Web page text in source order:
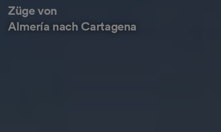
Züge von
Almería nach Cartagena